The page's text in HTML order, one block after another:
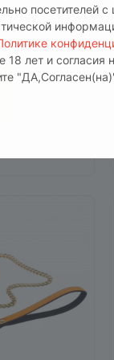
темноте
113
посетителей
18 лет и согласия